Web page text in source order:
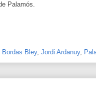
Palamós.
Bordas Bley, Jordi Ardanuy,